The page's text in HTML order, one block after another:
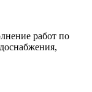
работ по